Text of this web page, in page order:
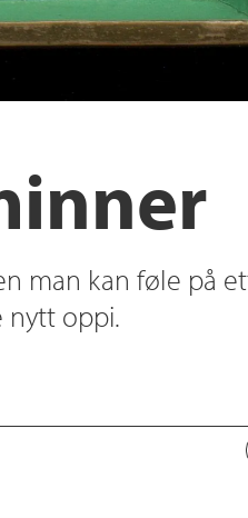
man kan føle på
nytt oppi.